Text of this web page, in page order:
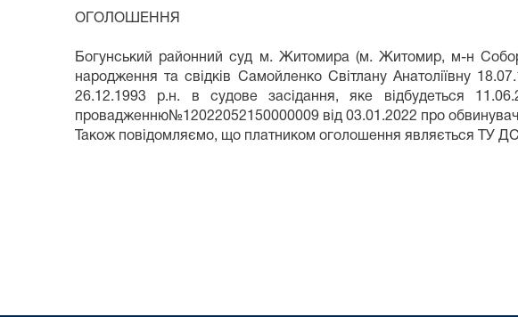
ОГОЛОШЕННЯ
Богунський районний суд м. Житомира (м. Житомир, м-н
народження та свідків Самойленко Світлану Анатоліївну
26.12.1993 р.н. в судове засідання, яке відбудеться
провадженню№12022052150000009 від 03.01.2022 про
Також повідомляємо, що платником оголошення являється ТУ